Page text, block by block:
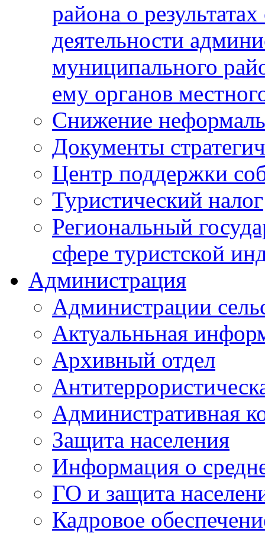
района о
деятельности
муниципального
ему органов
Снижение
Документы
Центр поддержки
Туристический налог
Региональный
сфере туристской
Администрация
Администрации
Актуальньная
Архивный отдел
Административная
Защита населения
Информация о
ГО и защита
Кадровое